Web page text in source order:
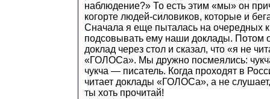
наблюдение?» То есть этим «мы» он
когорте людей-силовиков, которые и
Сначала я еще пыталась на очередных
подсовывать ему наши доклады. Потом
доклад через стол и сказал, что «я не
«ГОЛОСа». Мы дружно посмеялись:
чукча — писатель. Когда проходят в
читает доклады «ГОЛОСа», а не
ты хоть прочитай!